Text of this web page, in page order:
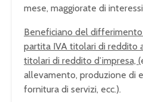
mese, maggiorate di
Beneficiano del
partita IVA titolari di reddito
titolari di reddito d’impresa, (
allevamento, produzione di
fornitura di servizi, ecc.).